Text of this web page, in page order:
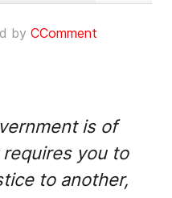
by CComment
is of
you to
to another,